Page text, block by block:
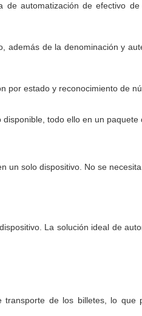
automatización de efectivo
de la denominación y
por estado y reconocimiento de
todo ello en un paquete
un solo dispositivo. No se
La solución ideal de
de los billetes, lo que